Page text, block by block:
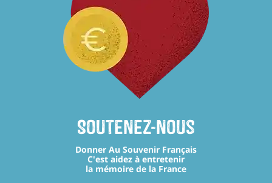
Soutenez-nous
Donner Au Souvenir Français
C'est aidez à entretenir
la mémoire de la France